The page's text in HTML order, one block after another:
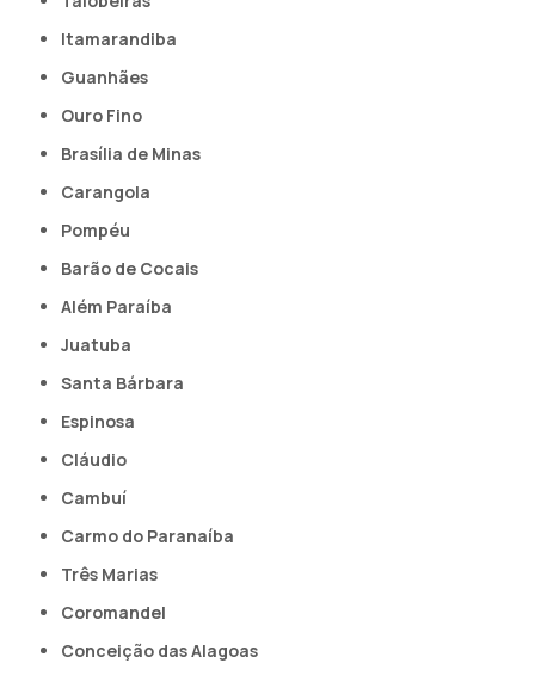
Itamarandiba
Guanhães
Ouro Fino
Brasília de Minas
Carangola
Pompéu
Barão de Cocais
Além Paraíba
Juatuba
Santa Bárbara
Espinosa
Cláudio
Cambuí
Carmo do Paranaíba
Três Marias
Coromandel
Conceição das Alagoas